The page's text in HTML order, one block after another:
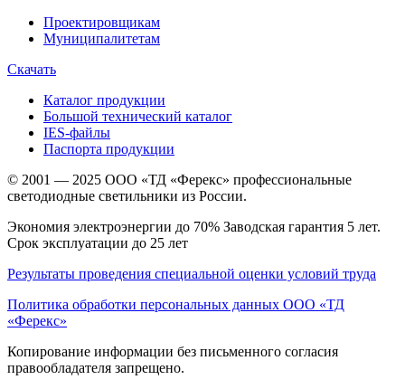
Проектировщикам
Муниципалитетам
Скачать
Каталог продукции
Большой технический каталог
IES-файлы
Паспорта продукции
© 2001 — 2025 ООО «ТД «Ферекс» профессиональные
светодиодные светильники из России.
Экономия электроэнергии до 70% Заводская гарантия 5 лет.
Срок эксплуатации до 25 лет
Результаты проведения специальной оценки условий труда
Политика обработки персональных данных ООО «ТД
«Ферекс»
Копирование информации без письменного согласия
правообладателя запрещено.